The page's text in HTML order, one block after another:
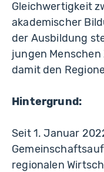
Gleichwertigkeit
akademischer
der Ausbildung
jungen
damit den
Hintergrund:
Seit 1. Januar
regionalen